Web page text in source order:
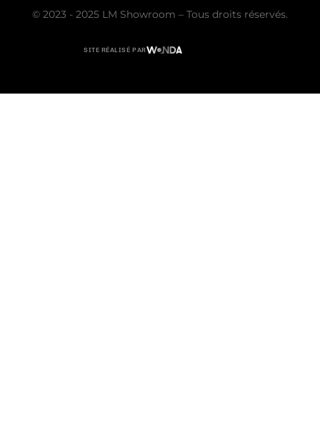
© 2023 - 2025 LM Showroom – Tous droits réservés.
SITE RÉALISÉ PAR